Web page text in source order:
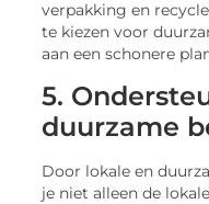
verpakking en
te kiezen voor
aan een schonere
5.
duurzame
Door lokale en
je niet alleen de